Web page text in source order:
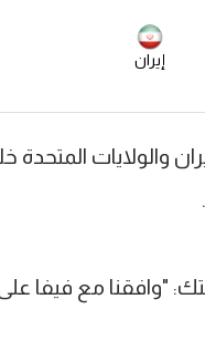
إيران
والولايات المتحدة
"وافقنا مع فيفا